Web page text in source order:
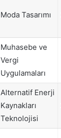
Moda Tasarımı
Muhasebe ve
Vergi
Uygulamaları
Alternatif Enerji
Kaynakları
Teknolojisi